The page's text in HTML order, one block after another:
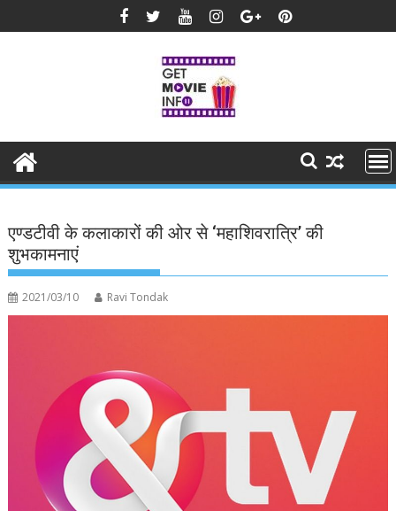
to
एण्डटीवी के कलाकारों की ओर से ‘महाशिवरात्रि’ की
शुभकामनाएं
2021/03/10 Ravi Tondak